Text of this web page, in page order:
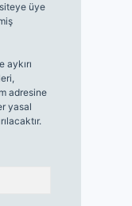
üye
adresine
yasal